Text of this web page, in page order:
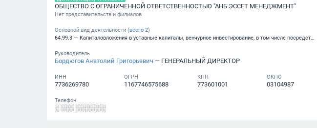
ОБЩЕСТВО С ОГРАНИЧЕННОЙ ОТВЕТСТВЕННОСТЬЮ "АНБ ЭССЕТ МЕНЕДЖМЕНТ"
Нет представительств и филиалов
Основной вид деятельности (всего 2)
64.99.3 — Капиталовложения в уставные капиталы, венчурное инвестирование, в том числе посредством инвестиционных компаний
Руководитель
Бордюгов Анатолий Григорьевич — ГЕНЕРАЛЬНЫЙ ДИРЕКТОР
ИНН
7736269780
ОГРН
1167746575688
КПП
773601001
ОКПО
03104987
Телефон
░ ░░░ ░░░░░░░